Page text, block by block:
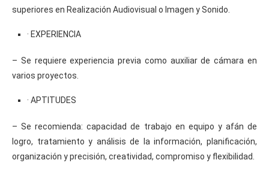
superiores en Realización Audiovisual o Imagen y Sonido.
· EXPERIENCIA
– Se requiere experiencia previa como auxiliar de cámara en
varios proyectos.
· APTITUDES
– Se recomienda: capacidad de trabajo en equipo y afán de
logro, tratamiento y análisis de la información, planificación,
organización y precisión, creatividad, compromiso y flexibilidad.